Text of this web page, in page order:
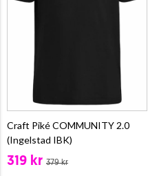
Craft Piké COMMUNITY 2.0
(Ingelstad IBK)
319 kr 379 kr